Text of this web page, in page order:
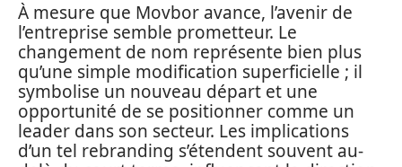
À mesure que Movbor avance, l’avenir de
l’entreprise semble prometteur. Le
changement de nom représente bien plus
qu’une simple modification superficielle ; il
symbolise un nouveau départ et une
opportunité de se positionner comme un
leader dans son secteur. Les implications
d’un tel rebranding s’étendent souvent au-